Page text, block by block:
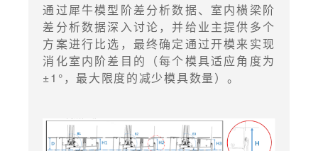
通过犀牛模型阶差分析数据、室内横梁阶
差分析数据深入讨论，并给业主提供多个
方案进行比选，最终确定通过开模来实现
消化室内阶差目的（每个模具适应角度为
±1°，最大限度的减少模具数量）。